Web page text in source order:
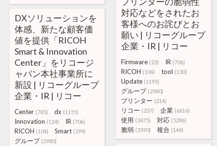
対応などをされたお
客様へのお詫びとお
願い | リコーグループ
企業・IR | リコー
Firmware (23) IR (706)
RICOH (104) tool (130)
Update (1195)
グループ (2980)
プリンター (214)
リコー (237) 企業 (6616)
使用 (2475) 対応 (5286)
脆弱 (3390) 複合 (144)
DXソリューションを
体感、新たな顧客価
値を提供「RICOH
Smart & Innovation
Center」をリコージ
ャパン本社事業所に
新設 | リコーグループ
企業・IR | リコー
Center (785) dx (1155)
Innovation (124) IR (706)
RICOH (104) Smart (299)
グループ (2980)